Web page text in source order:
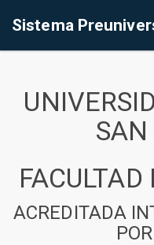
Sistema
SAN
ACREDITADA